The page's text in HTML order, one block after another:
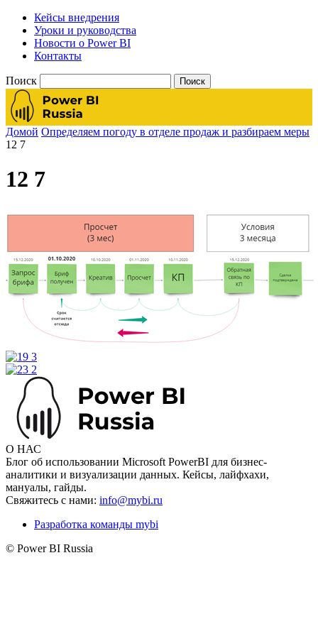
Кейсы внедрения
Уроки и руководства
Новости о Power BI
Контакты
Поиск
Домой Определяем погоду в отделе продаж и разбираем меры
12 7
12 7
О НАС
Блог об использовании Microsoft PowerBI для бизнес-
аналитики и визуализации данных. Кейсы, лайфхахи,
мануалы, гайды.
Свяжитесь с нами: info@mybi.ru
Разработка команды mybi
© Power BI Russia